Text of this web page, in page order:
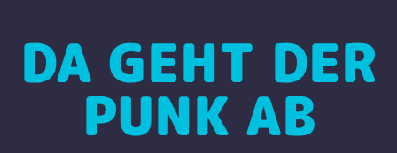
DA GEHT DER
PUNK AB